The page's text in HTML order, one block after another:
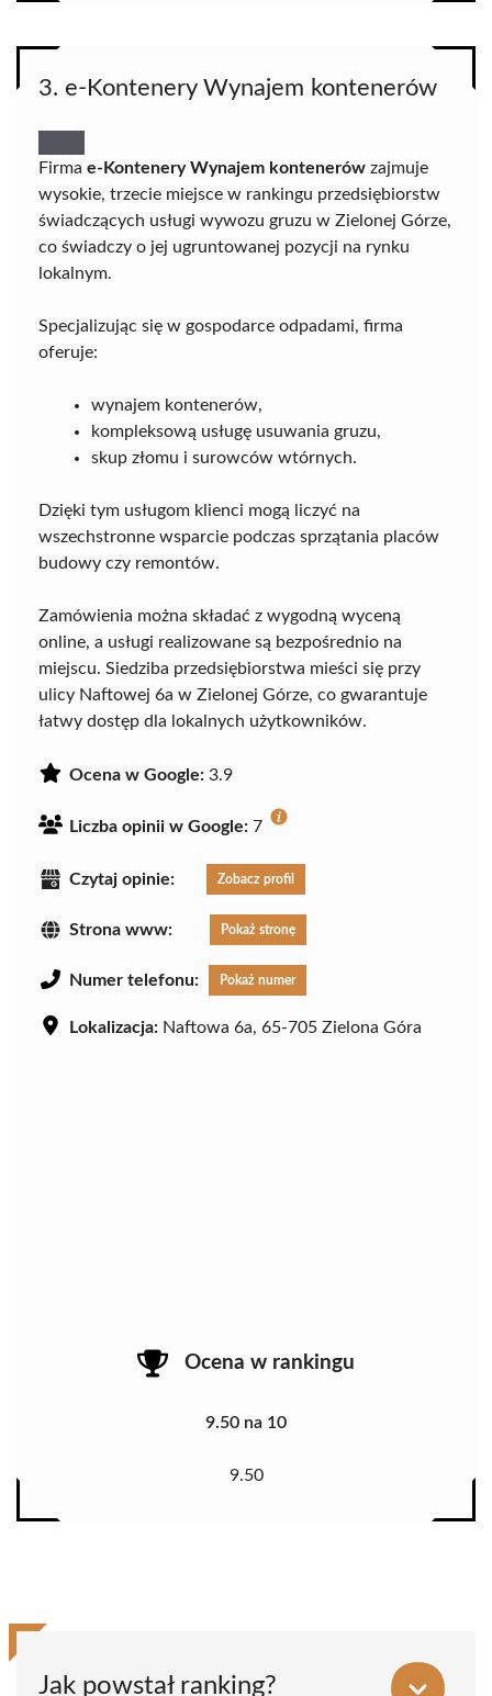
3. e-Kontenery Wynajem kontenerów
Firma e-Kontenery Wynajem kontenerów zajmuje
wysokie, trzecie miejsce w rankingu przedsiębiorstw
świadczących usługi wywozu gruzu w Zielonej Górze,
co świadczy o jej ugruntowanej pozycji na rynku
lokalnym.
Specjalizując się w gospodarce odpadami, firma
oferuje:
wynajem kontenerów,
kompleksową usługę usuwania gruzu,
skup złomu i surowców wtórnych.
Dzięki tym usługom klienci mogą liczyć na
wszechstronne wsparcie podczas sprzątania placów
budowy czy remontów.
Zamówienia można składać z wygodną wyceną
online, a usługi realizowane są bezpośrednio na
miejscu. Siedziba przedsiębiorstwa mieści się przy
ulicy Naftowej 6a w Zielonej Górze, co gwarantuje
łatwy dostęp dla lokalnych użytkowników.
Ocena w Google: 3.9
Liczba opinii w Google: 7
Czytaj opinie: Zobacz profil
Strona www: Pokaż stronę
Numer telefonu: Pokaż numer
Lokalizacja: Naftowa 6a, 65-705 Zielona Góra
Ocena w rankingu
9.50 na 10
9.50
Jak powstał ranking?